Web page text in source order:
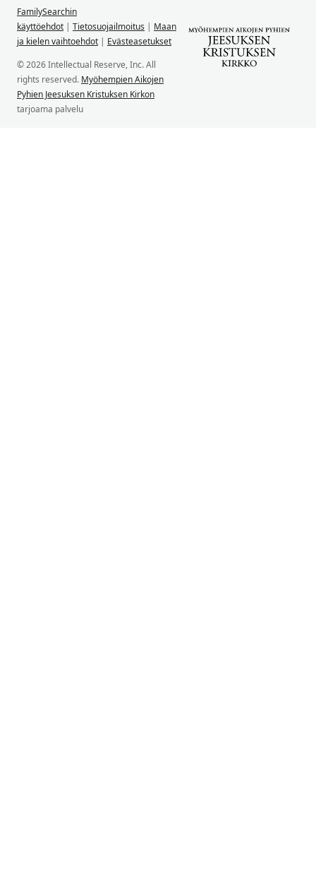
FamilySearchin
käyttöehdot | Tietosuojailmoitus | Maan
ja kielen vaihtoehdot | Evästeasetukset
© 2026 Intellectual Reserve, Inc. All
rights reserved. Myöhempien Aikojen
Pyhien Jeesuksen Kristuksen Kirkon
tarjoama palvelu